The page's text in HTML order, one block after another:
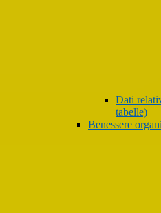
Dati
tabelle)
Benessere